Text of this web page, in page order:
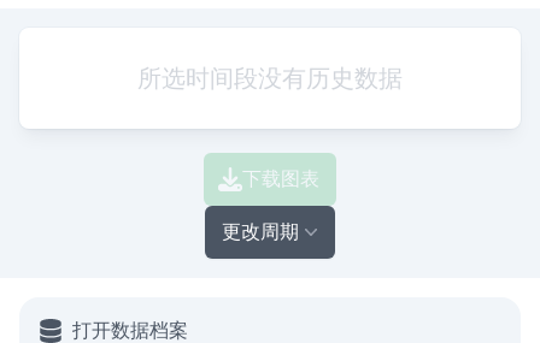
所选时间段没有历史数据
下载图表
更改周期
打开数据档案